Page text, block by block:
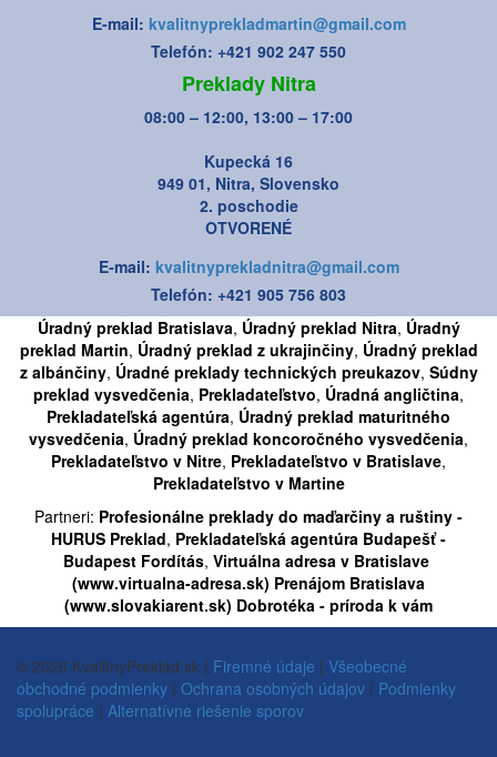
E-mail: kvalitnyprekladmartin@gmail.com
Telefón: +421 902 247 550
Preklady Nitra
08:00 – 12:00, 13:00 – 17:00
Kupecká 16
949 01, Nitra, Slovensko
2. poschodie
OTVORENÉ
E-mail: kvalitnyprekladnitra@gmail.com
Telefón: +421 905 756 803
Úradný preklad Bratislava, Úradný preklad Nitra, Úradný
preklad Martin, Úradný preklad z ukrajinčiny, Úradný preklad
z albánčiny, Úradné preklady technických preukazov, Súdny
preklad vysvedčenia, Prekladateľstvo, Úradná angličtina,
Prekladateľská agentúra, Úradný preklad maturitného
vysvedčenia, Úradný preklad koncoročného vysvedčenia,
Prekladateľstvo v Nitre, Prekladateľstvo v Bratislave,
Prekladateľstvo v Martine
Partneri: Profesionálne preklady do maďarčiny a ruštiny -
HURUS Preklad, Prekladateľská agentúra Budapešť -
Budapest Fordítás, Virtuálna adresa v Bratislave
(www.virtualna-adresa.sk) Prenájom Bratislava
(www.slovakiarent.sk) Dobrotéka - príroda k vám
© 2026 KvalitnyPreklad.sk | Firemné údaje | Všeobecné
obchodné podmienky | Ochrana osobných údajov | Podmienky
spolupráce | Alternatívne riešenie sporov